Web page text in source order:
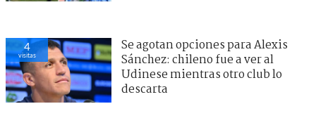
4
visitas
Se agotan opciones para Alexis
Sánchez: chileno fue a ver al
Udinese mientras otro club lo
descarta